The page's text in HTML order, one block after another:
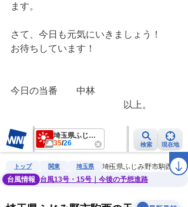
ます。
さて、今日も元気にいきましょう！
お待ちしています！
今日の当番　　中林
以上。